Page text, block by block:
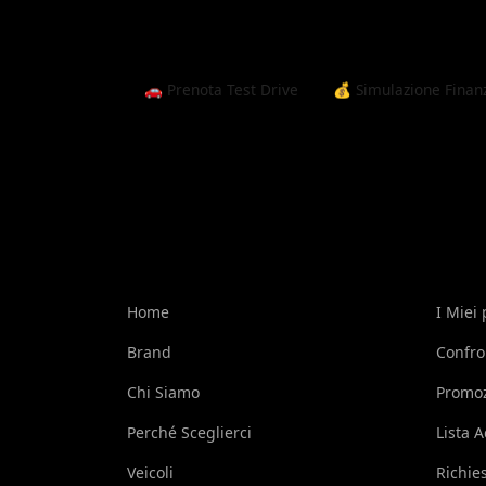
🚗 Prenota Test Drive 💰 Simulazione
Home
Brand
Chi Siamo
Perché Sceglierci
Veicoli
I Miei
Lista